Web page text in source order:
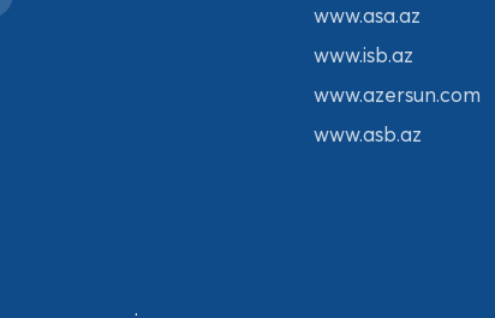
www.asa.az
www.isb.az
www.azersun.com
www.asb.az